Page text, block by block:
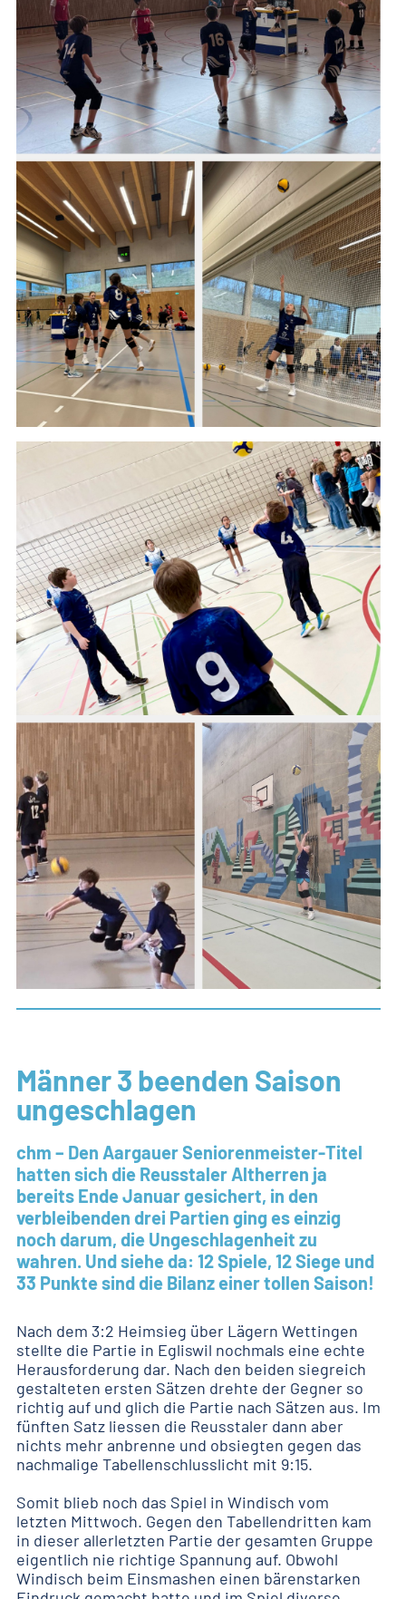
Männer 3 beenden Saison
ungeschlagen
chm – Den Aargauer Seniorenmeister-Titel
hatten sich die Reusstaler Altherren ja
bereits Ende Januar gesichert, in den
verbleibenden drei Partien ging es einzig
noch darum, die Ungeschlagenheit zu
wahren. Und siehe da: 12 Spiele, 12 Siege und
33 Punkte sind die Bilanz einer tollen Saison!
Nach dem 3:2 Heimsieg über Lägern Wettingen
stellte die Partie in Egliswil nochmals eine echte
Herausforderung dar. Nach den beiden siegreich
gestalteten ersten Sätzen drehte der Gegner so
richtig auf und glich die Partie nach Sätzen aus. Im
fünften Satz liessen die Reusstaler dann aber
nichts mehr anbrenne und obsiegten gegen das
nachmalige Tabellenschlusslicht mit 9:15.
Somit blieb noch das Spiel in Windisch vom
letzten Mittwoch. Gegen den Tabellendritten kam
in dieser allerletzten Partie der gesamten Gruppe
eigentlich nie richtige Spannung auf. Obwohl
Windisch beim Einsmashen einen bärenstarken